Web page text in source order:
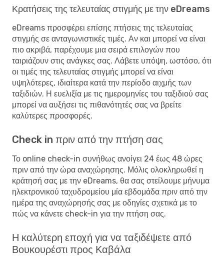
Κρατήσεις της τελευταίας στιγμής με την eDreams
eDreams προσφέρει επίσης πτήσεις της τελευταίας
στιγμής σε ανταγωνιστικές τιμές. Αν και μπορεί να είναι
πιο ακριβά, παρέχουμε μια σειρά επιλογών που
ταιριάζουν στις ανάγκες σας. Λάβετε υπόψη, ωστόσο, ότι
οι τιμές της τελευταίας στιγμής μπορεί να είναι
υψηλότερες, ιδιαίτερα κατά την περίοδο αιχμής των
ταξιδιών. Η ευελιξία με τις ημερομηνίες του ταξιδιού σας
μπορεί να αυξήσει τις πιθανότητές σας να βρείτε
καλύτερες προσφορές.
Check in πριν από την πτήση σας
Το online check-in συνήθως ανοίγει 24 έως 48 ώρες
πριν από την ώρα αναχώρησης. Μόλις ολοκληρωθεί η
κράτησή σας με την eDreams, θα σας στείλουμε μήνυμα
ηλεκτρονικού ταχυδρομείου μία εβδομάδα πριν από την
ημέρα της αναχώρησής σας με οδηγίες σχετικά με το
πώς να κάνετε check-in για την πτήση σας.
Η καλύτερη εποχή για να ταξιδέψετε από
Βουκουρέστι προς Καβάλα